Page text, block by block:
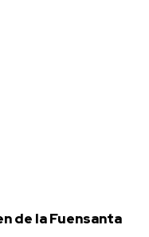
de la Fuensanta